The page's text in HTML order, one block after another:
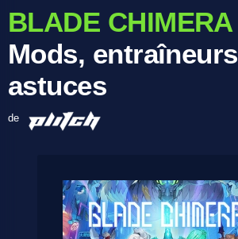
BLADE CHIMERA
Mods,
astuces
de